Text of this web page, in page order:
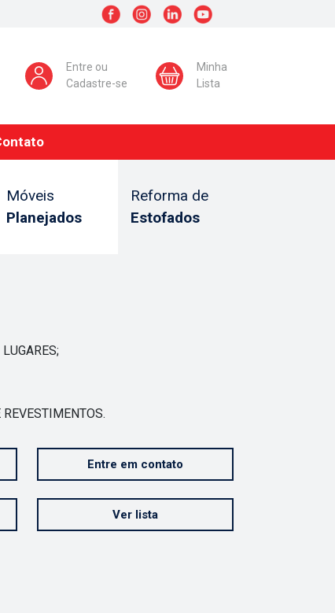
Entre ou
Cadastre-se
Minha
Lista
Móveis
Planejados
Reforma de
Estofados
Entre em contato
Ver lista